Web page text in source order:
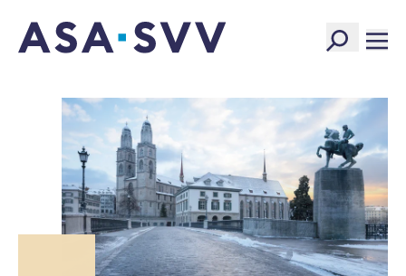
SVV Logo